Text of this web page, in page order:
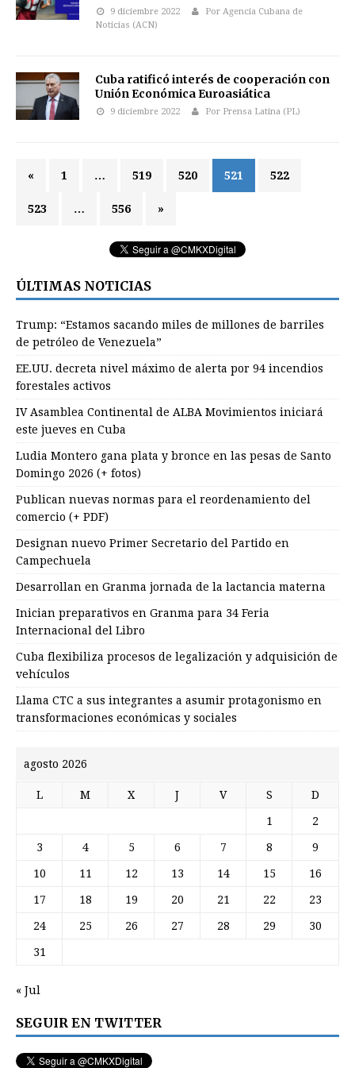
9 diciembre 2022
Por Agencia Cubana de
Noticias (ACN)
Cuba ratificó interés de cooperación con
Unión Económica Euroasiática
9 diciembre 2022 Por Prensa Latina (PL)
« 1 … 519 520 521 522
523 … 556 »
ÚLTIMAS NOTICIAS
Trump: “Estamos sacando miles de millones de barriles
de petróleo de Venezuela”
EE.UU. decreta nivel máximo de alerta por 94 incendios
forestales activos
IV Asamblea Continental de ALBA Movimientos iniciará
este jueves en Cuba
Ludia Montero gana plata y bronce en las pesas de Santo
Domingo 2026 (+ fotos)
Publican nuevas normas para el reordenamiento del
comercio (+ PDF)
Designan nuevo Primer Secretario del Partido en
Campechuela
Desarrollan en Granma jornada de la lactancia materna
Inician preparativos en Granma para 34 Feria
Internacional del Libro
Cuba flexibiliza procesos de legalización y adquisición de
vehículos
Llama CTC a sus integrantes a asumir protagonismo en
transformaciones económicas y sociales
agosto 2026
L M X J V S D
1 2
3 4 5 6 7 8 9
10 11 12 13 14 15 16
17 18 19 20 21 22 23
24 25 26 27 28 29 30
31
« Jul
SEGUIR EN TWITTER